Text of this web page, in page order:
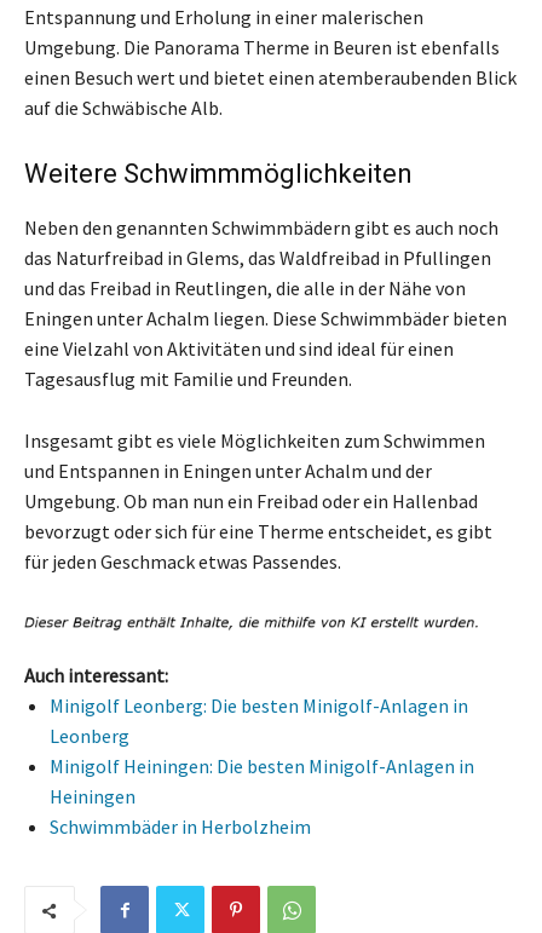
Entspannung und Erholung in einer malerischen
Umgebung. Die Panorama Therme in Beuren ist ebenfalls
einen Besuch wert und bietet einen atemberaubenden Blick
auf die Schwäbische Alb.
Weitere Schwimmmöglichkeiten
Neben den genannten Schwimmbädern gibt es auch noch
das Naturfreibad in Glems, das Waldfreibad in Pfullingen
und das Freibad in Reutlingen, die alle in der Nähe von
Eningen unter Achalm liegen. Diese Schwimmbäder bieten
eine Vielzahl von Aktivitäten und sind ideal für einen
Tagesausflug mit Familie und Freunden.
Insgesamt gibt es viele Möglichkeiten zum Schwimmen
und Entspannen in Eningen unter Achalm und der
Umgebung. Ob man nun ein Freibad oder ein Hallenbad
bevorzugt oder sich für eine Therme entscheidet, es gibt
für jeden Geschmack etwas Passendes.
Auch interessant:
Minigolf Leonberg: Die besten Minigolf-Anlagen in
Leonberg
Minigolf Heiningen: Die besten Minigolf-Anlagen in
Heiningen
Schwimmbäder in Herbolzheim